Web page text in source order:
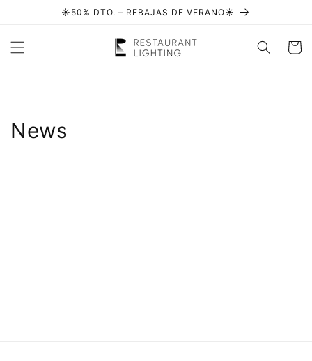
directamente☀️50% DTO. – REBAJAS DE VERANO☀️
Carrito
News